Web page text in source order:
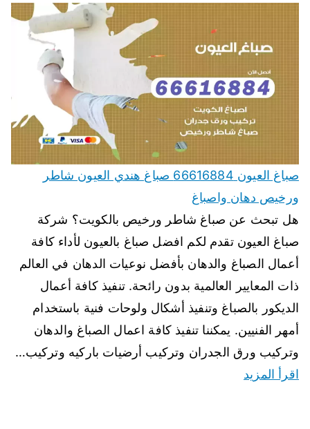
صباغ العيون 66616884 صباغ هندي العيون شاطر
ورخيص دهان واصباغ
هل تبحث عن صباغ شاطر ورخيص بالكويت؟ شركة
صباغ العيون تقدم لكم افضل صباغ بالعيون لأداء كافة
أعمال الصباغ والدهان بأفضل نوعيات الدهان في العالم
ذات المعايير العالمية بدون رائحة. تنفيذ كافة أعمال
الديكور بالصباغ وتنفيذ أشكال ولوحات فنية باستخدام
أمهر الفنيين. يمكننا تنفيذ كافة اعمال الصباغ والدهان
وتركيب ورق الجدران وتركيب أرضيات باركيه وتركيب…
اقرأ المزيد